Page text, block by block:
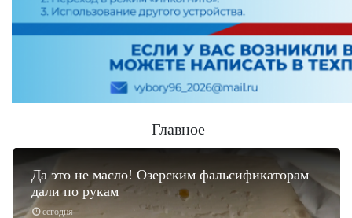
Главное
сегодня
Да это не масло! Озерским фальсификаторам
дали по рукам